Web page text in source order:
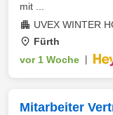
mit ...
UVEX WINTER
Fürth
vor 1 Woche
Mitarbeiter